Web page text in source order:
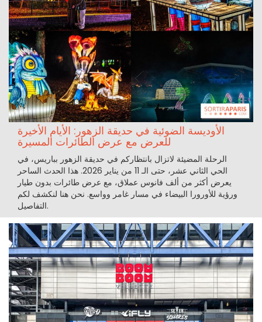
الأوديسة الضوئية في حديقة الزهور: الأيام الأخيرة
للعرض مع عرض الطائرات المسيرة
الرحلة المضيئة لاتزال بانتظاركم في حديقة الزهور بباريس، في
الحي الثاني عشر، حتى الـ 11 من يناير 2026. هذا الحدث الساحر
يعرض أكثر من ألف فانوس عملاق، مع عرض طائرات بدون طيار
ورؤية للأورورا البيضاء في مسار غامر وواسع. نحن هنا لنكشف لكم
التفاصيل.